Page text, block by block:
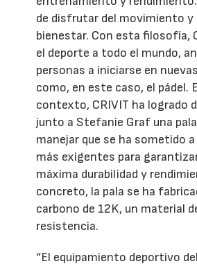
de disfrutar del movimiento y
bienestar. Con esta filosofía,
el deporte a todo el mundo,
personas a iniciarse en
como, en este caso, el pádel.
contexto, CRIVIT ha logrado
junto a Stefanie Graf una
manejar que se ha sometido
más exigentes para
máxima durabilidad y
concreto, la pala se ha
carbono de 12K, un material
resistencia.
“El equipamiento deportivo